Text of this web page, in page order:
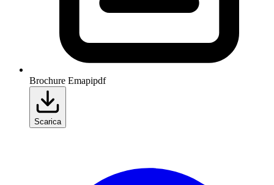
Brochure Emapipdf
Scarica